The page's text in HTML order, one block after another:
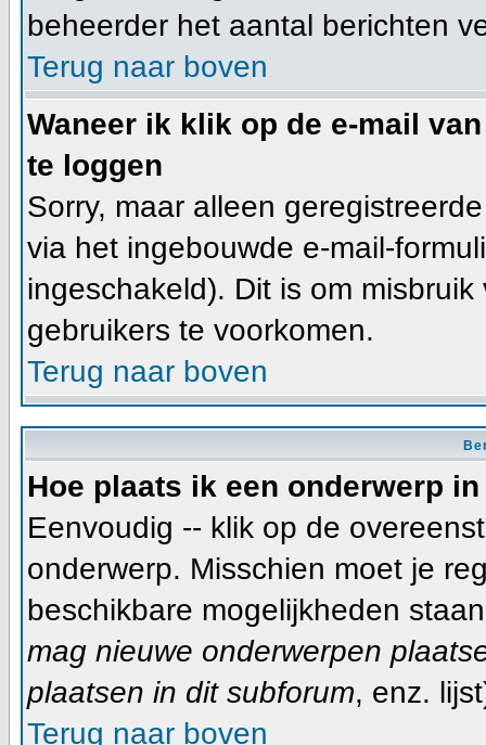
beheerder het aantal berichten
Terug naar boven
Waneer ik klik op de e-mail
te loggen
Sorry, maar alleen
via het ingebouwde e-mail-
ingeschakeld). Dit is om
gebruikers te voorkomen.
Terug naar boven
Hoe plaats ik een onderwerp
Eenvoudig -- klik op de
onderwerp. Misschien moet je
beschikbare mogelijkheden
mag nieuwe onderwerpen
plaatsen in dit subforum, enz.
Terug naar boven